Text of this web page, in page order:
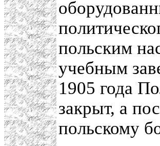
польским
учебным
1905 года
закрыт, а
польскому